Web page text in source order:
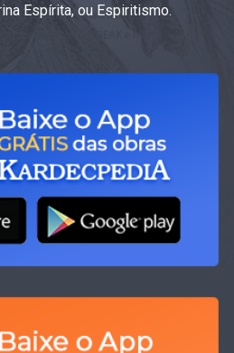
Espírita, ou Espiritismo.